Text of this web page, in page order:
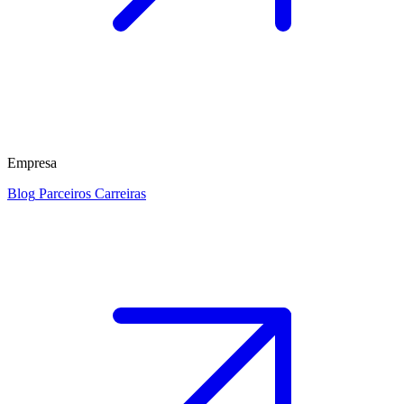
Empresa
Blog Parceiros Carreiras